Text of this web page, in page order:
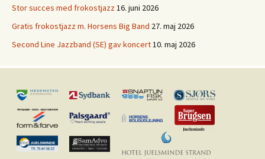
Stor succes med frokostjazz16. juni 2026
Gratis frokostjazz m. Horsens Big Band 27. maj 2026
Second Line Jazzband (SE) gav koncert10. maj 2026